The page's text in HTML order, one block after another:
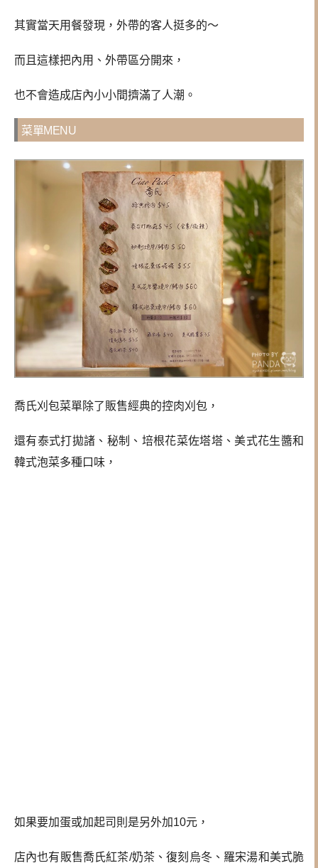
其實當天用餐發現，外帶的客人挺多的～
而且這樣把內用、外帶區分開來，
也不會造成店內小小間擠滿了人潮。
菜單MENU
喬氏刈包菜單除了販售經典的控肉刈包，
還有泰式打拋諸、秘制、培根花菜佐塔塔、美式花生醬和
韓式泡菜多種口味，
如果要加蛋或加起司則是另外加10元，
店內也有販售喬氏紅茶/奶茶、復刻烏冬、羅宋湯和美式脆